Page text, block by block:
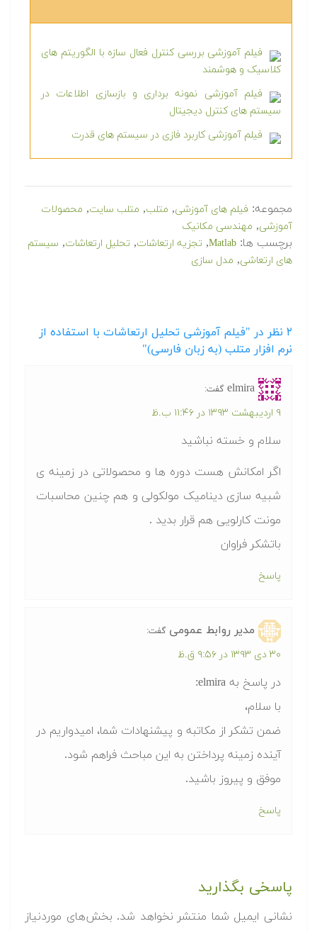
فیلم آموزشی بررسی کنترل فعال سازه با الگوریتم های
کلاسیک و هوشمند
فیلم آموزشی نمونه برداری و بازسازی اطلاعات در
سیستم های کنترل دیجیتال
فیلم آموزشی کاربرد فازی در سیستم های قدرت
مجموعه: فیلم های آموزشی, متلب, متلب سایت, محصولات
آموزشی, مهندسی مکانیک
برچسب ها: Matlab
, تجزیه ارتعاشات, تحلیل ارتعاشات, سیستم
های ارتعاشی, مدل سازی
۲ نظر در "فیلم آموزشی تحلیل ارتعاشات با استفاده از
نرم افزار متلب (به زبان فارسی)"
elmira گفت:
۹ اردیبهشت ۱۳۹۳ در ۱۱:۴۶ ب.ظ
سلام و خسته نباشید
اگر امکانش هست دوره ها و محصولاتی در زمینه ی
شبیه سازی دینامیک مولکولی و هم چنین محاسبات
مونت کارلویی هم قرار بدید .
باتشکر فراوان
پاسخ
مدیر روابط عمومی گفت:
۳۰ دی ۱۳۹۳ در ۹:۵۶ ق.ظ
در پاسخ به elmira:
با سلام،
ضمن تشکر از مکاتبه و پیشنهادات شما، امیدواریم در
آینده زمینه پرداختن به این مباحث فراهم شود.
موفق و پیروز باشید.
پاسخ
پاسخی بگذارید
نشانی ایمیل شما منتشر نخواهد شد. بخش‌های موردنیاز